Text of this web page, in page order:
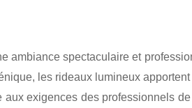
ambiance spectaculaire et
les rideaux lumineux
exigences des professionnels de